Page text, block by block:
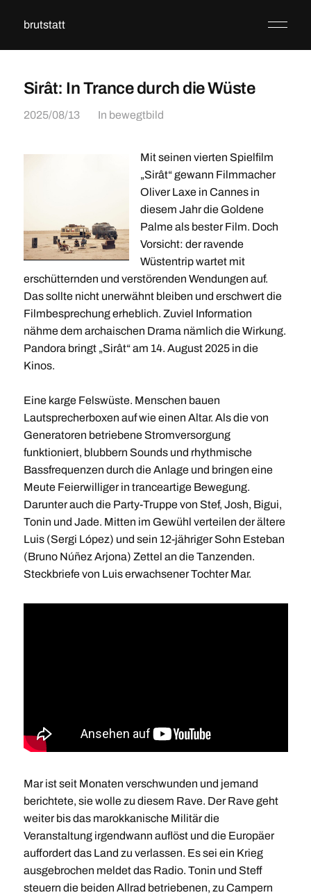
brutstatt
Sirât: In Trance durch die Wüste
2025/08/13 In bewegtbild
Mit seinen vierten Spielfilm
„Sirât“ gewann Filmmacher
Oliver Laxe in Cannes in
diesem Jahr die Goldene
Palme als bester Film. Doch
Vorsicht: der ravende
Wüstentrip wartet mit
erschütternden und verstörenden Wendungen auf.
Das sollte nicht unerwähnt bleiben und erschwert die
Filmbesprechung erheblich. Zuviel Information
nähme dem archaischen Drama nämlich die Wirkung.
Pandora bringt „Sirât“ am 14. August 2025 in die
Kinos.
Eine karge Felswüste. Menschen bauen
Lautsprecherboxen auf wie einen Altar. Als die von
Generatoren betriebene Stromversorgung
funktioniert, blubbern Sounds und rhythmische
Bassfrequenzen durch die Anlage und bringen eine
Meute Feierwilliger in tranceartige Bewegung.
Darunter auch die Party-Truppe von Stef, Josh, Bigui,
Tonin und Jade. Mitten im Gewühl verteilen der ältere
Luis (Sergi López) und sein 12-jähriger Sohn Esteban
(Bruno Núñez Arjona) Zettel an die Tanzenden.
Steckbriefe von Luis erwachsener Tochter Mar.
Mar ist seit Monaten verschwunden und jemand
berichtete, sie wolle zu diesem Rave. Der Rave geht
weiter bis das marokkanische Militär die
Veranstaltung irgendwann auflöst und die Europäer
auffordert das Land zu verlassen. Es sei ein Krieg
ausgebrochen meldet das Radio. Tonin und Steff
steuern die beiden Allrad betriebenen, zu Campern